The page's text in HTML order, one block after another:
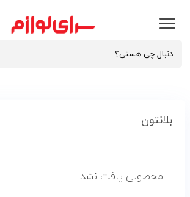
بلانتون
محصولی یافت نشد